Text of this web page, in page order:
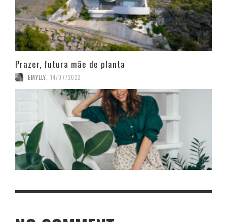
Prazer, futura mãe de planta
EMYLLY 14/07/2022